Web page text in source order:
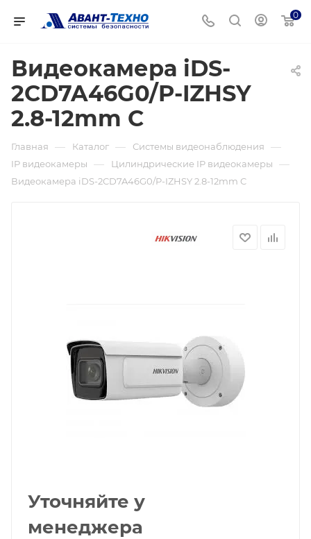
0
Видеокамера iDS-
2CD7A46G0/P-IZHSY
2.8-12mm C
Главная — Каталог — Системы видеонаблюдения —
IP видеокамеры — Цилиндрические IP видеокамеры —
Видеокамера iDS-2CD7A46G0/P-IZHSY 2.8-12mm C
Уточняйте у
менеджера